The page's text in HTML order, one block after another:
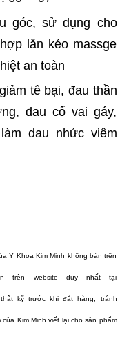
góc, sử dụng cho
lăn kéo massge
an toàn
tê bại, đau thần
đau cổ vai gáy,
dau nhức viêm
Y Khoa Kim Minh không bán trên
trên website duy nhất tại
kỹ trước khi đặt hàng, tránh
Kim Minh viết lại cho sản phẩm